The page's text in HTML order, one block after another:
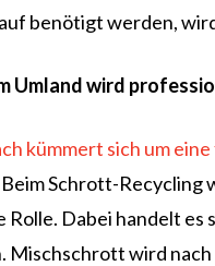
benötigt werden,
Umland wird
kümmert sich um
Schrott-
Dabei handelt
Mischschrott wird